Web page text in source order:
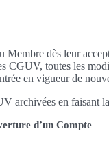
Membre dès leur
CGUV, toutes les
en vigueur de
archivées en faisant
d’un Compte